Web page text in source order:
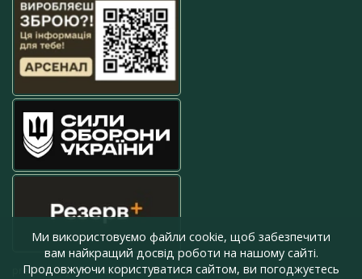
press@armyinform.com.ua
Ми використовуємо файли cookie, щоб забезпечити
вам найкращий досвід роботи на нашому сайті.
Продовжуючи користуватися сайтом, ви погоджуєтесь